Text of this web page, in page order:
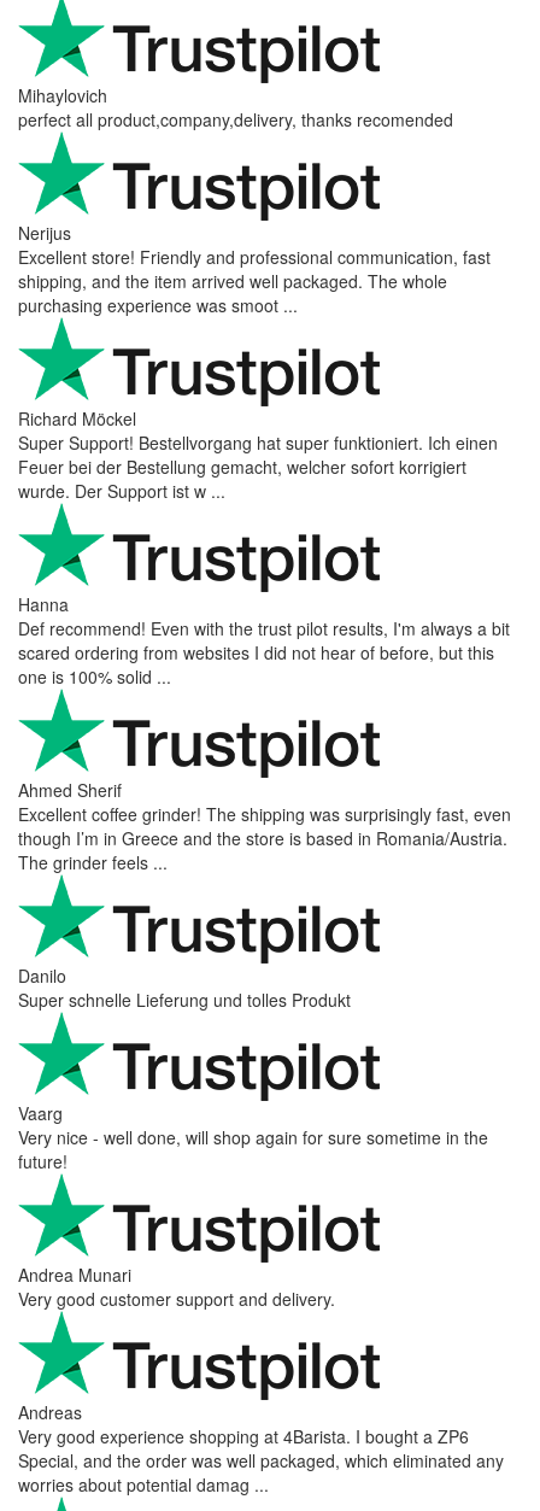
Mihaylovich
perfect all product,company,delivery, thanks recomended
Nerijus
Excellent store! Friendly and professional communication, fast
shipping, and the item arrived well packaged. The whole
purchasing experience was smoot ...
Richard Möckel
Super Support! Bestellvorgang hat super funktioniert. Ich einen
Feuer bei der Bestellung gemacht, welcher sofort korrigiert
wurde. Der Support ist w ...
Hanna
Def recommend! Even with the trust pilot results, I'm always a bit
scared ordering from websites I did not hear of before, but this
one is 100% solid ...
Ahmed Sherif
Excellent coffee grinder! The shipping was surprisingly fast, even
though I’m in Greece and the store is based in Romania/Austria.
The grinder feels ...
Danilo
Super schnelle Lieferung und tolles Produkt
Vaarg
Very nice - well done, will shop again for sure sometime in the
future!
Andrea Munari
Very good customer support and delivery.
Andreas
Very good experience shopping at 4Barista. I bought a ZP6
Special, and the order was well packaged, which eliminated any
worries about potential damag ...